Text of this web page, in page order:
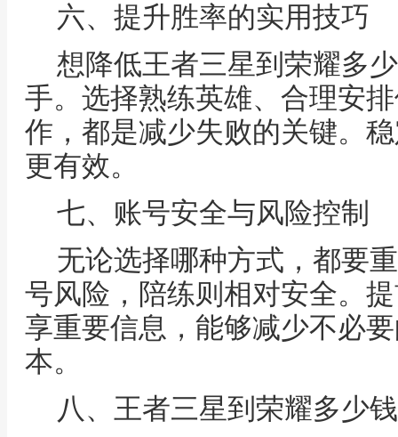
六、提升胜率的实用技巧
想降低王者三星到荣耀多
手。选择熟练英雄、合理安
作，都是减少失败的关键。
更有效。
七、账号安全与风险控制
无论选择哪种方式，都要
号风险，陪练则相对安全。
享重要信息，能够减少不必
本。
八、王者三星到荣耀多少